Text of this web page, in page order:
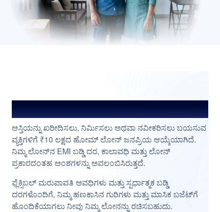
₹10 ಲಕ್ಷದ ಹೋಮ್ ಲೋನ್ ಮೇಲ್ನೋಟ
ಆಸ್ತಿಯನ್ನು ಖರೀದಿಸಲು, ನಿರ್ಮಿಸಲು ಅಥವಾ ನವೀಕರಿಸಲು ಬಯಸುವ
ವ್ಯಕ್ತಿಗಳಿಗೆ ₹10 ಲಕ್ಷದ ಹೋಮ್ ಲೋನ್ ಜನಪ್ರಿಯ ಆಯ್ಕೆಯಾಗಿದೆ.
ನಿಮ್ಮ ಲೋನ್‌ನ EMI ಬಡ್ಡಿ ದರ, ಕಾಲಾವಧಿ ಮತ್ತು ಲೋನ್
ಪ್ರಕಾರದಂತಹ ಅಂಶಗಳನ್ನು ಅವಲಂಬಿಸಿರುತ್ತದೆ.
ಫ್ಲೆಕ್ಸಿಬಲ್ ಮರುಪಾವತಿ ಅವಧಿಗಳು ಮತ್ತು ಸ್ಪರ್ಧಾತ್ಮಕ ಬಡ್ಡಿ
ದರಗಳೊಂದಿಗೆ, ನಿಮ್ಮ ಹಣಕಾಸಿನ ಗುರಿಗಳು ಮತ್ತು ಮಾಸಿಕ ಬಜೆಟ್‌ಗೆ
ಹೊಂದಿಕೆಯಾಗಲು ನೀವು ನಿಮ್ಮ ಲೋನನ್ನು ರಚಿಸಬಹುದು.